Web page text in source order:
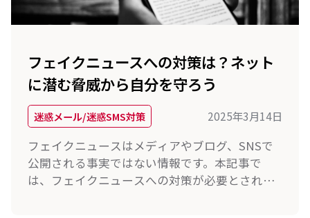
フェイクニュースへの対策は？ネット
に潜む脅威から自分を守ろう
迷惑メール/迷惑SMS対策 2025年3月14日
フェイクニュースはメディアやブログ、SNSで
公開される事実ではない情報です。本記事で
は、フェイクニュースへの対策が必要とされる